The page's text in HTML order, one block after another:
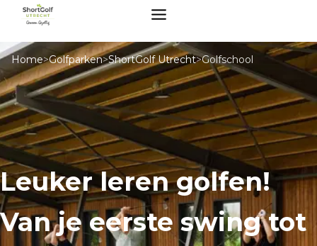
Home>Golfparken>ShortGolf Utrecht>Golfschool
Leuker leren golfen!
Van je eerste swing tot